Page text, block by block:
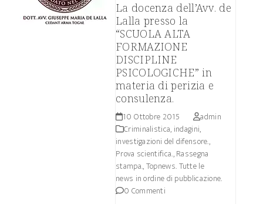
La docenza dell’Avv. de
Lalla presso la
“SCUOLA ALTA
FORMAZIONE
DISCIPLINE
PSICOLOGICHE” in
materia di perizia e
consulenza.
10 Ottobre 2015
admin
Criminalistica, indagini,
investigazioni del difensore.,
Prova scientifica.,Rassegna
stampa.,Topnews. Tutte le
news in ordine di pubblicazione.
0 Commenti